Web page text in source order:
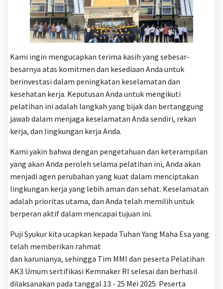
Kami ingin mengucapkan terima kasih yang sebesar-
besarnya atas komitmen dan kesediaan Anda untuk
berinvestasi dalam peningkatan keselamatan dan
kesehatan kerja. Keputusan Anda untuk mengikuti
pelatihan ini adalah langkah yang bijak dan bertanggung
jawab dalam menjaga keselamatan Anda sendiri, rekan
kerja, dan lingkungan kerja Anda.
Kami yakin bahwa dengan pengetahuan dan keterampilan
yang akan Anda peroleh selama pelatihan ini, Anda akan
menjadi agen perubahan yang kuat dalam menciptakan
lingkungan kerja yang lebih aman dan sehat. Keselamatan
adalah prioritas utama, dan Anda telah memilih untuk
berperan aktif dalam mencapai tujuan ini.
Puji Syukur kita ucapkan kepada Tuhan Yang Maha Esa yang
telah memberikan rahmat
dan karunianya, sehingga Tim MMI dan peserta Pelatihan
AK3 Umum sertifikasi Kemnaker RI selesai dan berhasil
dilaksanakan pada tanggal 13 - 25 Mei 2025. Peserta